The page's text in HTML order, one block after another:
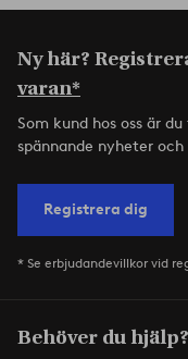
Ny här?
varan*
Som kund hos oss är
spännande nyheter
Registrera dig
* Se erbjudandevillkor vid
Behöver du hjälp?